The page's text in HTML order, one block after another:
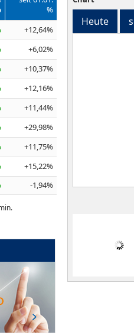
%
+12,64%
+6,02%
+10,37%
+12,16%
+11,44%
+29,98%
+11,75%
+15,22%
-1,94%
Heute